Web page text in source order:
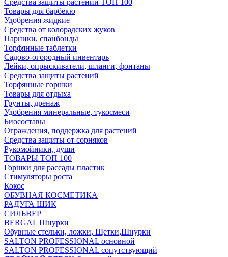
Средства защиты растений ТОП 100
Товары для барбекю
Удобрения жидкие
Средства от колорадских жуков
Парники, спанбонды
Торфянные таблетки
Садово-огородный инвентарь
Лейки, опрыскиватели, шланги, фонтаны
Средства защиты растений
Торфянные горшки
Товары для отдыха
Грунты, дренаж
Удобрения минеральные, тукосмеси
Биосоставы
Ограждения, поддержка для растений
Средства защиты от сорняков
Рукомойники, души
ТОВАРЫ ТОП 100
Горшки для рассады пластик
Стимуляторы роста
Кокос
ОБУВНАЯ КОСМЕТИКА
РАДУГА ШИК
СИЛЬВЕР
BERGAL Шнурки
Обувные стельки, ложки, Щетки,Шнурки
SALTON PROFESSIONAL основной
SALTON PROFESSIONAL сопутствующий